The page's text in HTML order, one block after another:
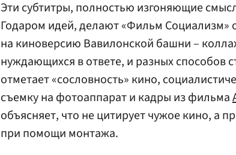
Эти субтитры, полностью изгоняющие
Годаром идей, делают «Фильм Социализм»
на киноверсию Вавилонской башни –
нуждающихся в ответе, и разных способов
отметает «сословность» кино,
съемку на фотоаппарат и кадры из фильма
объясняет, что не цитирует чужое кино, а
при помощи монтажа.